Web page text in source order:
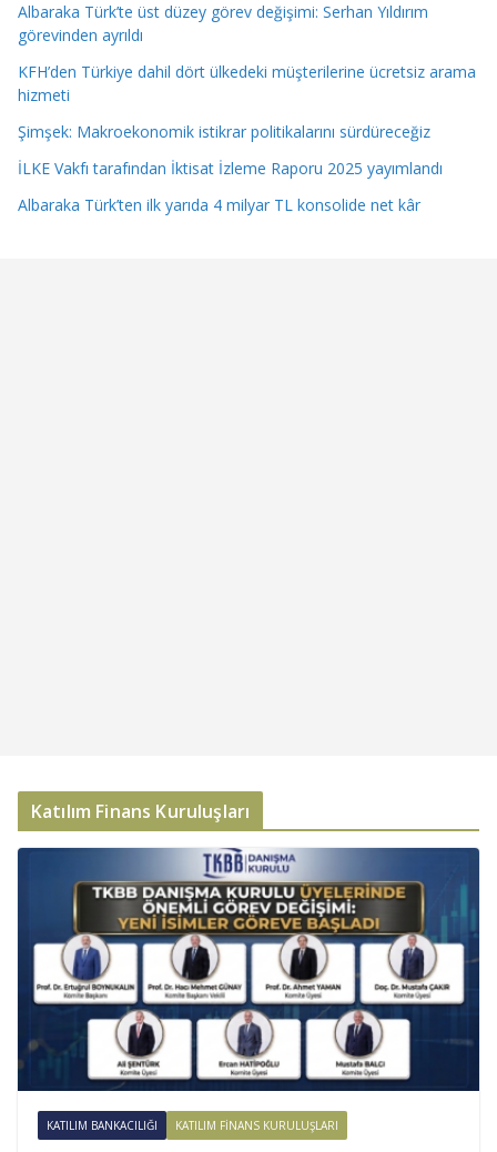
Albaraka Türk’te üst düzey görev değişimi: Serhan Yıldırım
görevinden ayrıldı
KFH’den Türkiye dahil dört ülkedeki müşterilerine ücretsiz arama
hizmeti
Şimşek: Makroekonomik istikrar politikalarını sürdüreceğiz
İLKE Vakfı tarafından İktisat İzleme Raporu 2025 yayımlandı
Albaraka Türk’ten ilk yarıda 4 milyar TL konsolide net kâr
Katılım Finans Kuruluşları
KATILIM BANKACILIĞI KATILIM FINANS KURULUŞLARI